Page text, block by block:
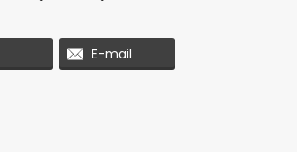
E-mail